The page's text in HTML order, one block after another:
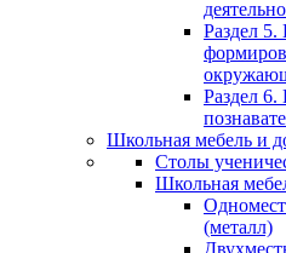
Раздел
Раздел
Школьная мебель и
Столы
Школьная
(металл)